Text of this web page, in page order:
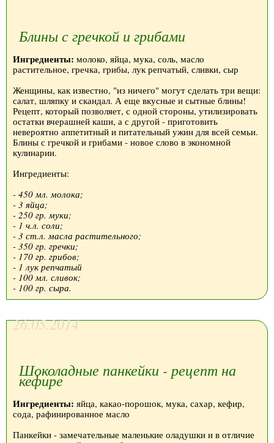
Блины с гречкой и грибами
Ингредиенты: молоко, яйца, мука, соль, масло
растительное, гречка, грибы, лук репчатый, сливки, сыр
Женщины, как известно, "из ничего" могут сделать три вещи:
салат, шляпку и скандал. А еще вкусные и сытные блины!
Рецепт, который позволяет, с одной стороны, утилизировать
остатки вчерашней каши, а с другой - приготовить
невероятно аппетитный и питательный ужин для всей семьи.
Блины с гречкой и грибами - новое слово в экономной
кулинарии.
Ингредиенты:
- 450 мл. молока;
- 3 яйца;
- 250 гр. муки;
- 1 ч.л. соли;
- 3 ст.л. масла растительного;
- 350 гр. гречки;
- 170 гр. грибов;
- 1 лук репчатый
- 100 мл. сливок;
- 100 гр. сыра.
26.05.2014
Шоколадные панкейки - рецепт на
кефире
Ингредиенты: яйца, какао-порошок, мука, сахар, кефир,
сода, рафинированное масло
Панкейки - замечательные маленькие оладушки и в отличие